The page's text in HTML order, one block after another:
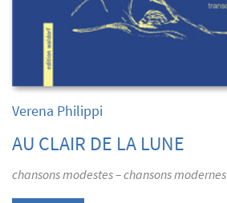
Verena Philippi
AU CLAIR DE LA LUNE
chansons modestes – chansons modernes